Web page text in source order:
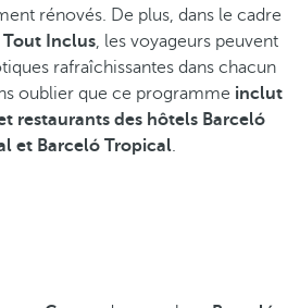
rénovés. De plus, dans le cadre
Tout Inclus, les voyageurs peuvent
rafraîchissantes dans chacun
oublier que ce programme inclut
restaurants des hôtels Barceló
et Barceló Tropical.